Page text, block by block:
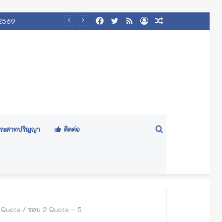
Log
RSS
Twitter
Facebook
ะสาทปริญญา ติดต่อ
/ รอบ 2 Quota – 5